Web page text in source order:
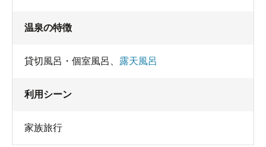
温泉の特徴
貸切風呂・個室風呂 露天風呂
利用シーン
家族旅行